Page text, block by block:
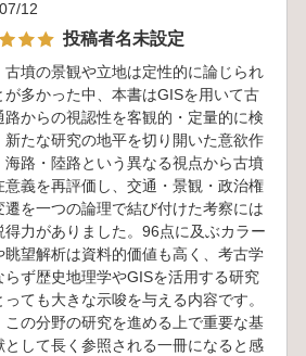
12
投稿者名未設定
古墳の景観や立地は定性的に論じられ
が多かった中、本書はGISを用いて古
路からの視認性を客観的・定量的に検
新たな研究の地平を切り開いた意欲作
海路・陸路という異なる視点から古墳
意義を再評価し、交通・景観・政治権
遷を一つの論理で結び付けた考察には
得力がありました。96点に及ぶカラー
眺望解析は資料的価値も高く、考古学
らず歴史地理学やGISを活用する研究
っても大きな示唆を与える内容です。
この分野の研究を進める上で重要な基
として長く参照される一冊になると感